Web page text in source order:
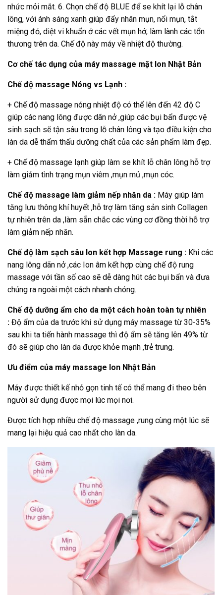
nhức mỏi mắt. 6. Chọn chế độ BLUE để se khít lại lỗ chân
lông, với ánh sáng xanh giúp đẩy nhân mụn, nổi mụn, tắt
miệng đỏ, diệt vi khuẩn ở các vết mụn hở, làm lành các tổn
thương trên da. Chế độ này máy về nhiệt độ thường.
Cơ chế tác dụng của máy massage mặt Ion Nhật Bản
Chế độ massage Nóng vs Lạnh :
+ Chế độ massage nóng nhiệt độ có thể lên đến 42 độ C
giúp các nang lông được dãn nở ,giúp các bụi bẩn được vệ
sinh sạch sẽ tận sâu trong lỗ chân lông và tạo điều kiện cho
làn da dễ thẩm thấu dưỡng chất của các sản phẩm làm đẹp.
+ Chế độ massage lạnh giúp làm se khít lỗ chân lông hỗ trợ
làm giảm tình trạng mụn viêm ,mụn mủ ,mụn cóc.
Chế độ massage làm giảm nếp nhăn da : Máy giúp làm
tăng lưu thông khí huyết ,hỗ trợ làm tăng sản sinh Collagen
tự nhiên trên da ,làm sẵn chắc các vùng cơ đồng thời hỗ trợ
làm giảm nếp nhăn.
Chế độ làm sạch sâu Ion kết hợp Massage rung : Khi các
nang lông dãn nở ,các Ion âm kết hợp cùng chế độ rung
massage với tần số cao sẽ dễ dàng hút các bụi bẩn và đưa
chúng ra ngoài một cách nhanh chóng.
Chế độ dưỡng ẩm cho da một cách hoàn toàn tự nhiên
: Độ ẩm của da trước khi sử dụng máy massage từ 30-35%
sau khi ta tiến hành massage thì độ ẩm sẽ tăng lên 49% từ
đó sẽ giúp cho làn da được khỏe mạnh ,trẻ trung.
Ưu điểm của máy massage Ion Nhật Bản
Máy được thiết kế nhỏ gọn tinh tế có thể mang đi theo bên
người sử dụng được mọi lúc mọi nơi.
Được tích hợp nhiều chế độ massage ,rung cùng một lúc sẽ
mang lại hiệu quả cao nhất cho làn da.